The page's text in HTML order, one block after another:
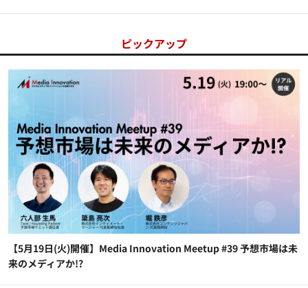
ピックアップ
【5月19日(火)開催】Media Innovation Meetup #39 予想市場は未
来のメディアか!?